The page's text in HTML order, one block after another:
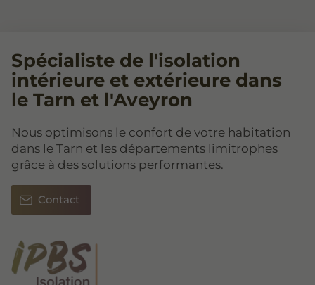
Spécialiste de l'isolation
intérieure et extérieure dans
le Tarn et l'Aveyron
Nous optimisons le confort de votre habitation
dans le Tarn et les départements limitrophes
grâce à des solutions performantes.
Contact